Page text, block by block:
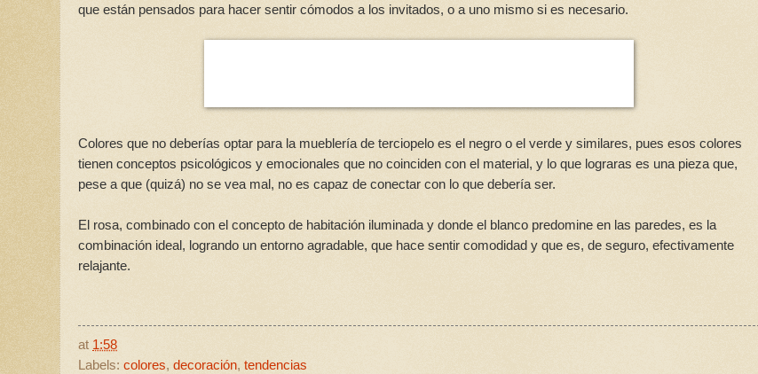
que están pensados para hacer sentir cómodos a los invitados, o a uno mismo si es necesario.
Colores que no deberías optar para la mueblería de terciopelo es el negro o el verde y similares, pues esos colores
tienen conceptos psicológicos y emocionales que no coinciden con el material, y lo que lograras es una pieza que,
pese a que (quizá) no se vea mal, no es capaz de conectar con lo que debería ser.
El rosa, combinado con el concepto de habitación iluminada y donde el blanco predomine en las paredes, es la
combinación ideal, logrando un entorno agradable, que hace sentir comodidad y que es, de seguro, efectivamente
relajante.
at 1:58
Labels: colores, decoración, tendencias